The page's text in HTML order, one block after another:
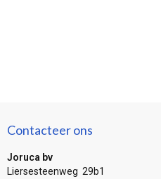
Contacteer ons
Joruca bv
Liersesteenweg 29b1